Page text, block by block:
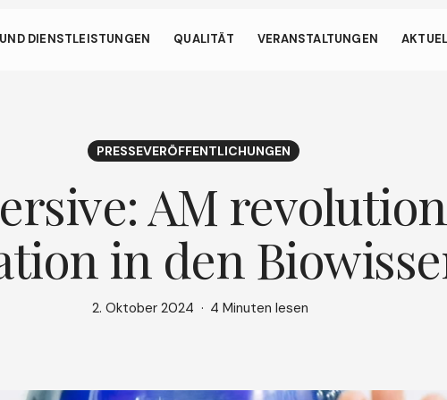
DIENSTLEISTUNGEN QUALITÄT VERANSTALTUNGEN
PRESSEVERÖFFENTLICHUNGEN
AM
in den
2. Oktober 2024 4 Minuten lesen